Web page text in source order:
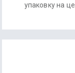
упаковку на